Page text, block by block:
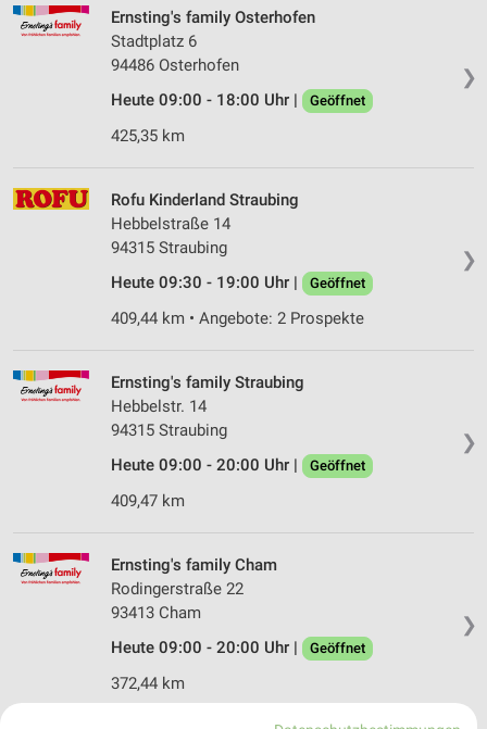
❯
Ernsting's family Osterhofen
Stadtplatz 6
94486 Osterhofen
Heute 09:00 - 18:00 Uhr |
Geöffnet
425,35 km
❯
Rofu Kinderland Straubing
Hebbelstraße 14
94315 Straubing
Heute 09:30 - 19:00 Uhr |
Geöffnet
409,44 km • Angebote: 2 Prospekte
❯
Ernsting's family Straubing
Hebbelstr. 14
94315 Straubing
Heute 09:00 - 20:00 Uhr |
Geöffnet
409,47 km
❯
Ernsting's family Cham
Rodingerstraße 22
93413 Cham
Heute 09:00 - 20:00 Uhr |
Geöffnet
372,44 km